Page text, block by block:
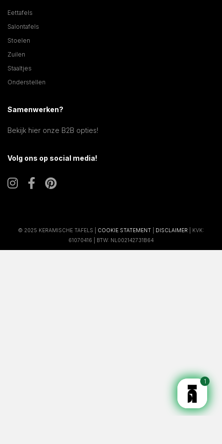
Eettafels
Salontafels
Stoelen
Zuilen
Staaltjes
Onderstellen
Samenwerken?
Bekijk hier onze B2B opties!
Volg ons op social media!
© 2025 KERAMISCHE TAFELS | COOKIE STATEMENT DISCLAIMER | KVK:
61070416 | BTW: NL002142731B64
1